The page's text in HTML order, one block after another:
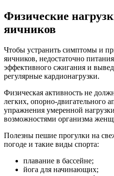
Физические
яичников
Чтобы устранить симптомы и
яичников, недостаточно
эффективного сжигания и
регулярные кардионагрузки.
Физическая активность не
легких, опорно-двигательного
упражнения умеренной
возможностями организма
Полезны пешие прогулки на
погоде и такие виды спорта:
плавание в бассейне;
йога для начинающих;